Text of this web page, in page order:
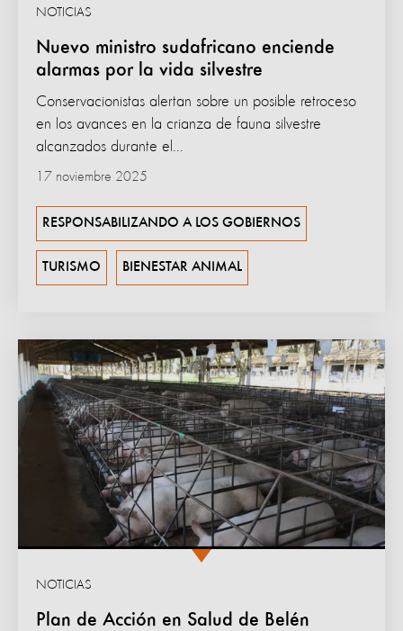
Nuevo ministro sudafricano enciende
alarmas por la vida silvestre
NOTICIAS
17 noviembre 2025
Conservacionistas alertan sobre un posible retroceso
en los avances en la crianza de fauna silvestre
alcanzados durante el...
RESPONSABILIZANDO A LOS GOBIERNOS
TURISMO BIENESTAR ANIMAL
Plan de Acción en Salud de Belén
NOTICIAS